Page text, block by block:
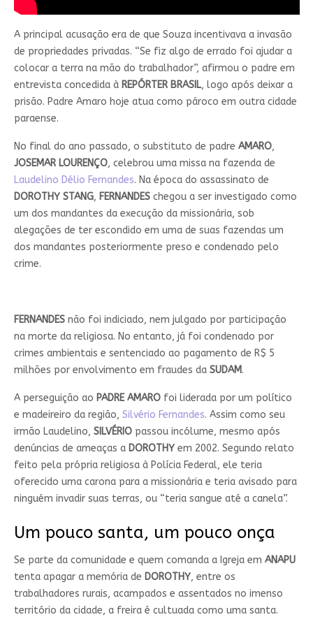
A principal acusação era de que Souza incentivava a invasão
de propriedades privadas. “Se fiz algo de errado foi ajudar a
colocar a terra na mão do trabalhador”, afirmou o padre em
entrevista concedida à REPÓRTER BRASIL, logo após deixar a
prisão. Padre Amaro hoje atua como pároco em outra cidade
paraense.
No final do ano passado, o substituto de padre AMARO,
JOSEMAR LOURENÇO, celebrou uma missa na fazenda de
Laudelino Délio Fernandes. Na época do assassinato de
DOROTHY STANG, FERNANDESchegou a ser investigado como
um dos mandantes da execução da missionária, sob
alegações de ter escondido em uma de suas fazendas um
dos mandantes posteriormente preso e condenado pelo
crime.
FERNANDESnão foi indiciado, nem julgado por participação
na morte da religiosa. No entanto, já foi condenado por
crimes ambientais e sentenciado ao pagamento de R$ 5
milhões por envolvimento em fraudes da SUDAM.
A perseguição ao PADRE AMAROfoi liderada por um político
e madeireiro da região, Silvério Fernandes. Assim como seu
irmão Laudelino, SILVÉRIOpassou incólume, mesmo após
denúncias de ameaças a DOROTHYem 2002. Segundo relato
feito pela própria religiosa à Polícia Federal, ele teria
oferecido uma carona para a missionária e teria avisado para
ninguém invadir suas terras, ou “teria sangue até a canela”.
Um pouco santa, um pouco onça
Se parte da comunidade e quem comanda a Igreja em ANAPU
tenta apagar a memória de DOROTHY, entre os
trabalhadores rurais, acampados e assentados no imenso
território da cidade, a freira é cultuada como uma santa.